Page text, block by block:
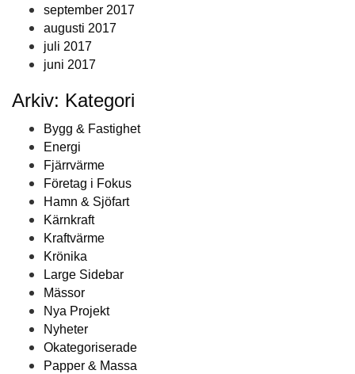
september 2017
augusti 2017
juli 2017
juni 2017
Arkiv: Kategori
Bygg & Fastighet
Energi
Fjärrvärme
Företag i Fokus
Hamn & Sjöfart
Kärnkraft
Kraftvärme
Krönika
Large Sidebar
Mässor
Nya Projekt
Nyheter
Okategoriserade
Papper & Massa